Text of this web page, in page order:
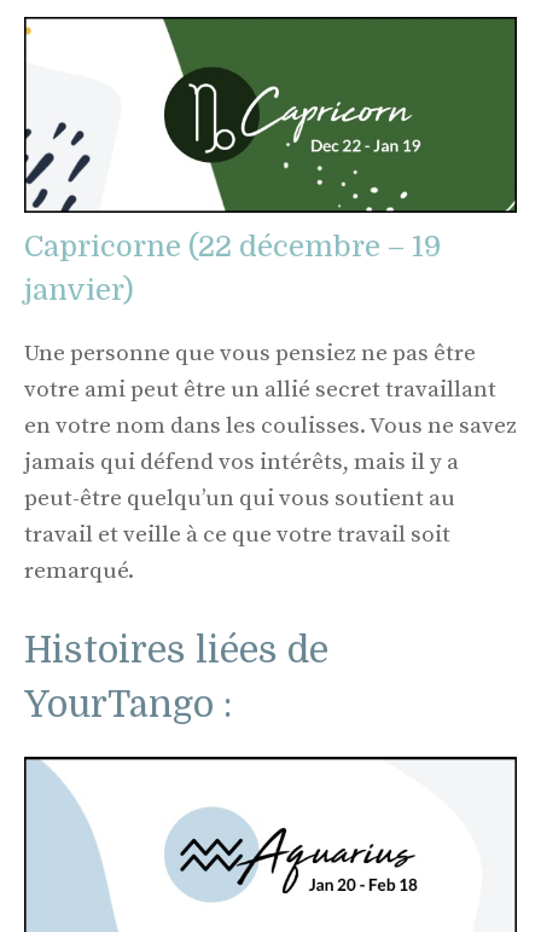
Capricorne (22 décembre – 19
janvier)
Une personne que vous pensiez ne pas être
votre ami peut être un allié secret travaillant
en votre nom dans les coulisses. Vous ne savez
jamais qui défend vos intérêts, mais il y a
peut-être quelqu’un qui vous soutient au
travail et veille à ce que votre travail soit
remarqué.
Histoires liées de
YourTango :